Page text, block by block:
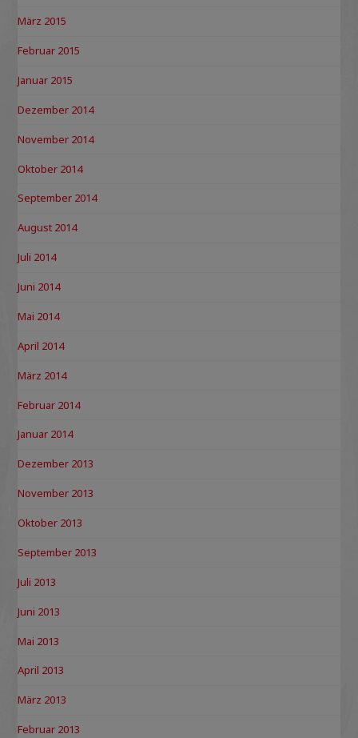
März 2015
Februar 2015
Januar 2015
Dezember 2014
November 2014
Oktober 2014
September 2014
August 2014
Juli 2014
Juni 2014
Mai 2014
April 2014
März 2014
Februar 2014
Januar 2014
Dezember 2013
November 2013
Oktober 2013
September 2013
Juli 2013
Juni 2013
Mai 2013
April 2013
März 2013
Februar 2013